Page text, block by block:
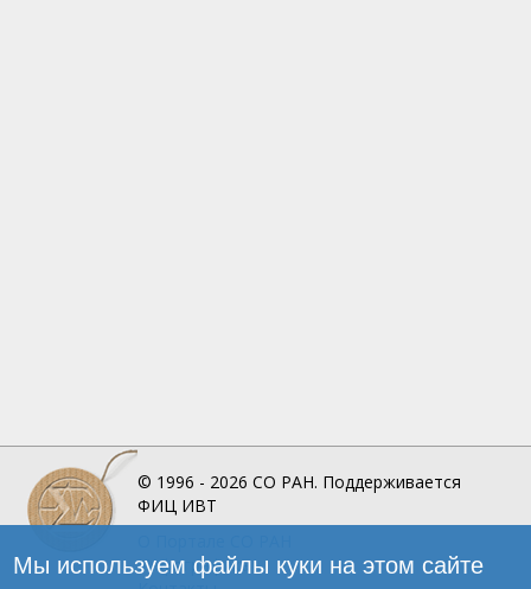
© 1996 - 2026 СО РАН. Поддерживается
ФИЦ ИВТ
Инфографика
Мы используем файлы куки на этом сайте